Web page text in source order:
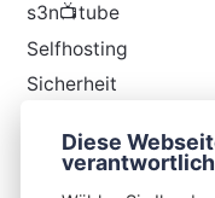
s3n📺tube
Selfhosting
Sicherheit
Thunderbird
Diese
verantwortlich